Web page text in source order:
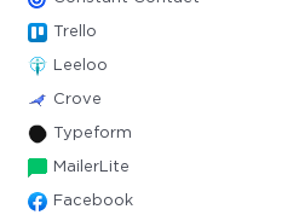
Trello
Leeloo
Crove
Typeform
MailerLite
Facebook